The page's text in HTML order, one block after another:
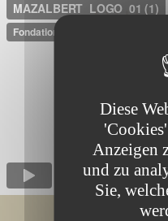
Diese
Anzeigen
und zu
Sie,